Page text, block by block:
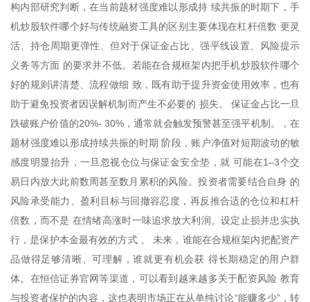
构内部研究判断，在当前题材强度难以形成持 续共振的时期下，手
机炒股软件哪个好与传统融资工具的区别主要体现在杠杆倍数 更灵
活、持仓周期更弹性、但对于保证金占比、强平线设置、风险提示
义务等方面 的要求并不低。若能在合规框架内把手机炒股软件哪个
好的规则讲清楚、流程做细 致，既有助于提升资金使用效率，也有
助于避免投资者因误解机制而产生不必要的 损失。 保证金占比一旦
跌破账户价值的20%- 30%，通常就会触发预警甚至强平机制。，在
题材强度难以形成持续共振的时期 阶段，账户净值对短期波动的敏
感度明显抬升，一旦忽视仓位与保证金安全垫，就 可能在1–3个交
易日内放大此前数周甚至数月累积的风险。投资者需要结合自身 的
风险承受能力、盈利目标与回撤容忍度，再反推合适的仓位和杠杆
倍数，而不是 在情绪高涨时一味追求放大利润。设定止损并忠实执
行，是保护本金最有效的方式 。 未来，谁能在合规框架内把配资产
品做得足够清晰、可理解，谁就更有机会获 得长期稳定的用户群
体。在恒信证券官网等渠道，可以看到越来越多关于配资风险 教育
与投资者保护的内容，这也表明市场正在从单纯讨论“能赚多少”，转